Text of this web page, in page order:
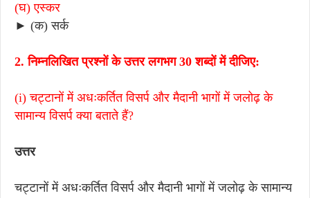
(घ) एस्कर
► (क) सर्क
2. निम्नलिखित प्रश्नों के उत्तर लगभग 30 शब्दों में दीजिए:
(i) चट्टानों में अधःकर्तित विसर्प और मैदानी भागों में जलोढ़ के
सामान्य विसर्प क्या बताते हैं?
उत्तर
चट्टानों में अधःकर्तित विसर्प और मैदानी भागों में जलोढ़ के सामान्य